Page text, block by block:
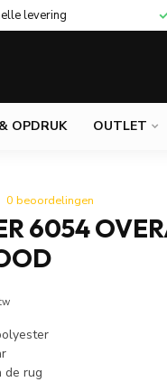
levering
OPDRUK OUTLET
0 beoordelingen
6054
de rug